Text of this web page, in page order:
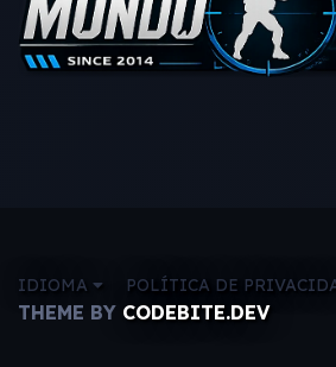
IDIOMA POLÍTICA DE
THEME BY CODEBITE.DEV